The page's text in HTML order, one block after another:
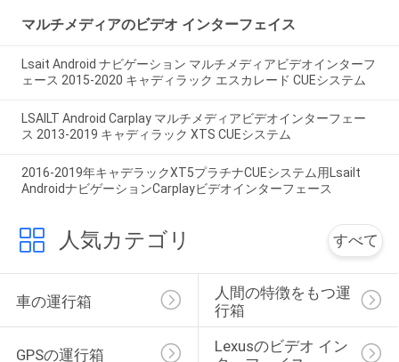
マルチメディアのビデオ インターフェイス
Lsait Android ナビゲーション マルチメディアビデオインターフ
ェース 2015-2020 キャディラック エスカレード CUEシステム
LSAILT Android Carplay マルチメディアビデオインターフェー
ス 2013-2019 キャディラック XTS CUEシステム
2016-2019年キャデラックXT5プラチナCUEシステム用Lsailt
AndroidナビゲーションCarplayビデオインターフェース
人気カテゴリ すべて
車の運行箱
人間の特徴をもつ運
行箱
GPSの運行箱
Lexusのビデオ イン